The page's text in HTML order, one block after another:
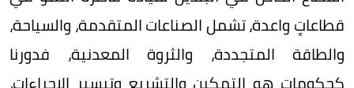
قطاعاتٍ واعدة، تشمل الصناعات المتقدمة، والسياحة،
والطاقة المتجددة، والثروة المعدنية، فدورنا